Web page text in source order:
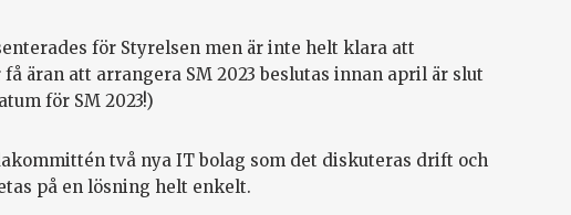
för Styrelsen men är inte helt klara att
äran att arrangera SM 2023 beslutas innan april är slut
för SM 2023!)
två nya IT bolag som det diskuteras drift och
på en lösning helt enkelt.